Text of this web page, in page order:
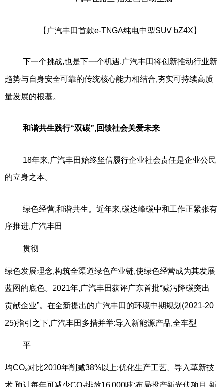
【广汽丰田首款e-TNGA纯电中型SUV bZ4X】
下一个挑战,也是下一个机遇,广汽丰田将创新推动行业新
趋势与自身安全可靠的传统核心能力相结合,夯实可持续高质
量发展的根基。
和谐共生践行“双碳”,回馈社会关爱未来
18年来,广汽丰田始终坚信履行企业社会责任是企业公民
的立身之本。
绿色经营,和谐共生。近年来,碳达峰碳中和工作正紧张有
序推进,广汽丰田
贯彻
绿色发展理念,构筑全渠道绿色产业链,使绿色经营成为其发展
蓝图的底色。2021年,广汽丰田获评广东首批“减污降碳突出
贡献企业”。在全新提出的广汽丰田的环境中期规划(2021-20
25)指引之下,广汽丰田多措并举:导入新能源产品,全车型
平
均CO₂对比2010年削减38%以上;优化生产工艺、导入革新技
术,预计每年可减少CO₂排放16,000吨;布局投产新光伏项目,新